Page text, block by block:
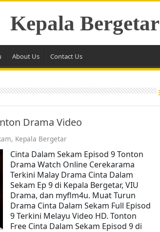
Kepala Bergetar
About Us Contact Us
Drama Video
, Kepala Bergetar
Cinta Dalam Sekam Episod 9 Tonton
Drama Watch Online Cerekarama
Terkini Malay Drama Cinta Dalam
Sekam Ep 9 di Kepala Bergetar, VIU
Drama, dan myflm4u. Muat Turun
Drama Cinta Dalam Sekam Full Episod
9 Terkini Melayu Video HD. Tonton
Free Cinta Dalam Sekam Episod 9 di